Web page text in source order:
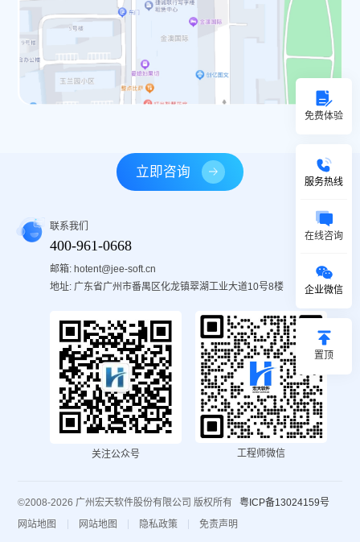
立即咨询
联系我们
400-961-0668
邮箱: hotent@jee-soft.cn
地址: 广东省广州市番禺区化龙镇翠湖工业大道10号8楼
关注公众号 工程师微信
©2008-2026 广州宏天软件股份有限公司 版权所有
粤ICP备13024159号
网站地图
网站地图 隐私政策 免责声明
免费体验
服务热线
在线咨询
企业微信
置顶